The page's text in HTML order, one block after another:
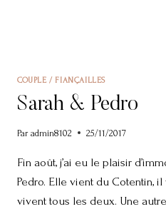
COUPLE / FIANÇAILLES
Sarah & Pedro
Par admin8102 25/11/2017
Fin août, j’ai eu le plaisir
Pedro. Elle vient du Cotentin, il
vivent tous les deux. Une